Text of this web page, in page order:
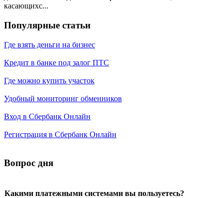
касающихс...
Популярные статьи
Где взять деньги на бизнес
Кредит в банке под залог ПТС
Где можно купить участок
Удобный мониторинг обменников
Вход в Сбербанк Онлайн
Регистрация в Сбербанк Онлайн
Вопрос дня
Какими платежными системами вы пользуетесь?